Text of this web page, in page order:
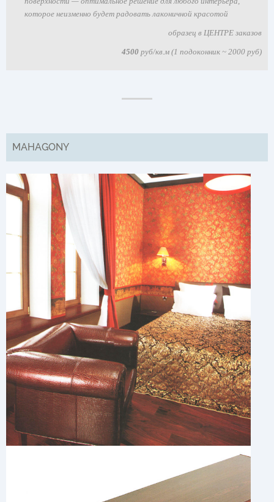
которое неизменно будет радовать лаконичной красотой
образец в ЦЕНТРЕ заказов
4500 руб/кв.м (1 подоконник ~ 2000 руб)
MAHAGONY